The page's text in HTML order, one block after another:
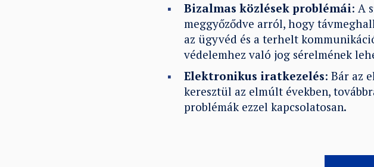
Bizalmas közlések problémái: A
meggyőződve arról, hogy
az ügyvéd és a terhelt
védelemhez való jog sérelmének
Elektronikus iratkezelés: Bár az
keresztül az elmúlt években,
problémák ezzel kapcsolatosan.